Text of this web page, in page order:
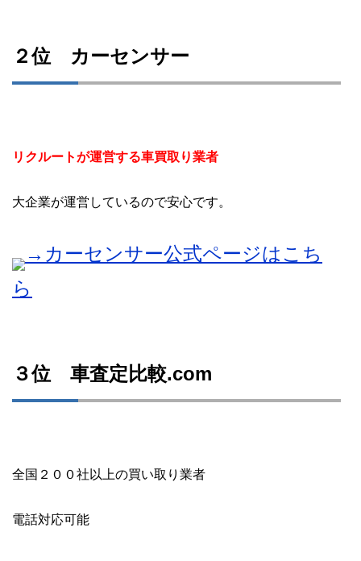
２位 カーセンサー
リクルートが運営する車買取り業者
大企業が運営しているので安心です。
→カーセンサー公式ページはこち
ら
３位 車査定比較.com
全国２００社以上の買い取り業者
電話対応可能